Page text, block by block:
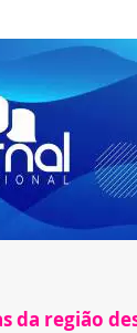
da região